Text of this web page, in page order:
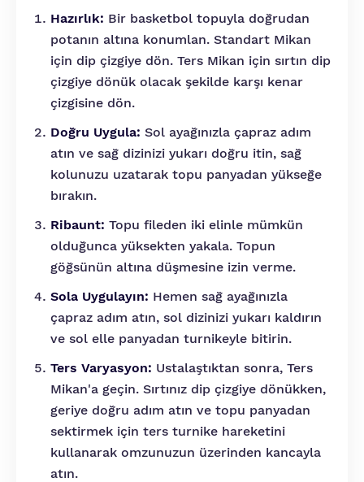
Hazırlık: Bir basketbol topuyla doğrudan
potanın altına konumlan. Standart Mikan
için dip çizgiye dön. Ters Mikan için sırtın dip
çizgiye dönük olacak şekilde karşı kenar
çizgisine dön.
Doğru Uygula: Sol ayağınızla çapraz adım
atın ve sağ dizinizi yukarı doğru itin, sağ
kolunuzu uzatarak topu panyadan yükseğe
bırakın.
Ribaunt: Topu fileden iki elinle mümkün
olduğunca yüksekten yakala. Topun
göğsünün altına düşmesine izin verme.
Sola Uygulayın: Hemen sağ ayağınızla
çapraz adım atın, sol dizinizi yukarı kaldırın
ve sol elle panyadan turnikeyle bitirin.
Ters Varyasyon: Ustalaştıktan sonra, Ters
Mikan'a geçin. Sırtınız dip çizgiye dönükken,
geriye doğru adım atın ve topu panyadan
sektirmek için ters turnike hareketini
kullanarak omzunuzun üzerinden kancayla
atın.